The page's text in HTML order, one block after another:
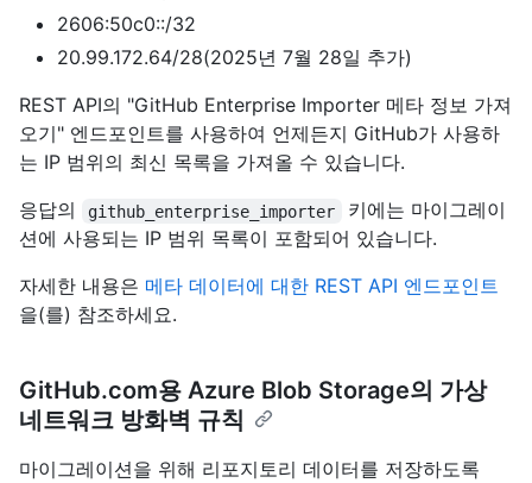
2606:50c0::/32
20.99.172.64/28(2025년 7월 28일 추가)
REST API의 "GitHub Enterprise Importer 메타 정보 가져
오기" 엔드포인트를 사용하여 언제든지 GitHub가 사용하
는 IP 범위의 최신 목록을 가져올 수 있습니다.
응답의
github_enterprise_importer
키에는 마이그레이
션에 사용되는 IP 범위 목록이 포함되어 있습니다.
자세한 내용은 메타 데이터에 대한 REST API 엔드포인트
을(를) 참조하세요.
GitHub.com용 Azure Blob Storage의 가상
네트워크 방화벽 규칙
마이그레이션을 위해 리포지토리 데이터를 저장하도록